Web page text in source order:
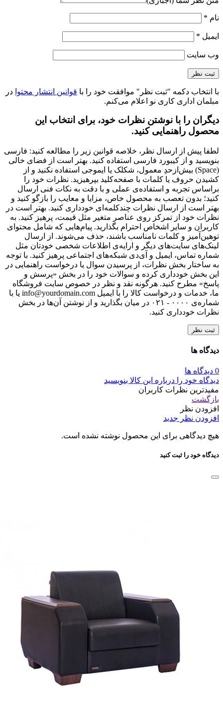
نام *
ایمیل *
وب‌ سایت
با انتخاب دکمه "ثبت نظر" موافقت خود را با قوانین انتشار محتوا در
مبلمان اداری کاری نو اعلام می‌کنم.
دیگران را با نوشتن نظرات خود، برای انتخاب این
محصول راهنمایی کنید.
لطفا پیش از ارسال نظر، خلاصه قوانین زیر را مطالعه کنید: فارسی
بنویسید و از کیبورد فارسی استفاده کنید. بهتر است از فضای خالی
(Space) بیش‌از‌حدِ معمول، شکلک یا ایموجی استفاده نکنید و از
کشیدن حروف یا کلمات با صفحه‌کلید بپرهیزید. نظرات خود را
براساس تجربه و استفاده‌ی عملی و با دقت به نکات فنی ارسال
کنید؛ بدون تعصب به محصول خاص، مزایا و معایب را بازگو کنید و
بهتر است از ارسال نظرات چندکلمه‌‌ای خودداری کنید. بهتر است در
نظرات خود از تمرکز روی عناصر متغیر مثل قیمت، پرهیز کنید. به
کاربران و سایر اشخاص احترام بگذارید. پیام‌هایی که شامل محتوای
توهین‌آمیز و کلمات نامناسب باشند، حذف می‌شوند. از ارسال
لینک‌های سایت‌های دیگر و ارایه‌ی اطلاعات شخصی خودتان مثل
شماره تماس، ایمیل و آی‌دی شبکه‌های اجتماعی پرهیز کنید. با توجه
به ساختار بخش نظرات، از پرسیدن سوال یا درخواست راهنمایی در
این بخش خودداری کرده و سوالات خود را در بخش «پرسش و
پاسخ» مطرح کنید. هرگونه نقد و نظر در خصوص سایت فروشگاه
ما، خدمات و درخواست کالا را با ایمیل info@yourdomain.com یا با
شماره‌ی ۰۰۰۰ - ۰۲۱ در میان بگذارید و از نوشتن آن‌ها در بخش
نظرات خودداری کنید.
ثبت نظر
دیدگاه ها
0 دیدگاه ها
دیدگاه خود را درباره این کالا بنویسید
مفیدترین نظرات کاربران
بازگشت
افزودن نظر
افزودن نظر جدید
هیچ دیدگاهی برای این محصول نوشته نشده است.
دیدگاه خود را ثبت کنید